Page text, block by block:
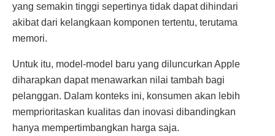
yang semakin tinggi sepertinya tidak dapat dihindari
akibat dari kelangkaan komponen tertentu, terutama
memori.
Untuk itu, model-model baru yang diluncurkan Apple
diharapkan dapat menawarkan nilai tambah bagi
pelanggan. Dalam konteks ini, konsumen akan lebih
memprioritaskan kualitas dan inovasi dibandingkan
hanya mempertimbangkan harga saja.